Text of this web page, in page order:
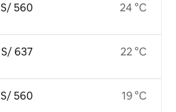
S/ 560
S/ 637
S/ 560
24 °C
22 °C
19 °C